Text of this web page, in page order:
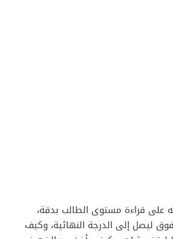
على قراءة مستوى الطالب بدقة،
ليصل إلى الدرجة النهائية، وكيف